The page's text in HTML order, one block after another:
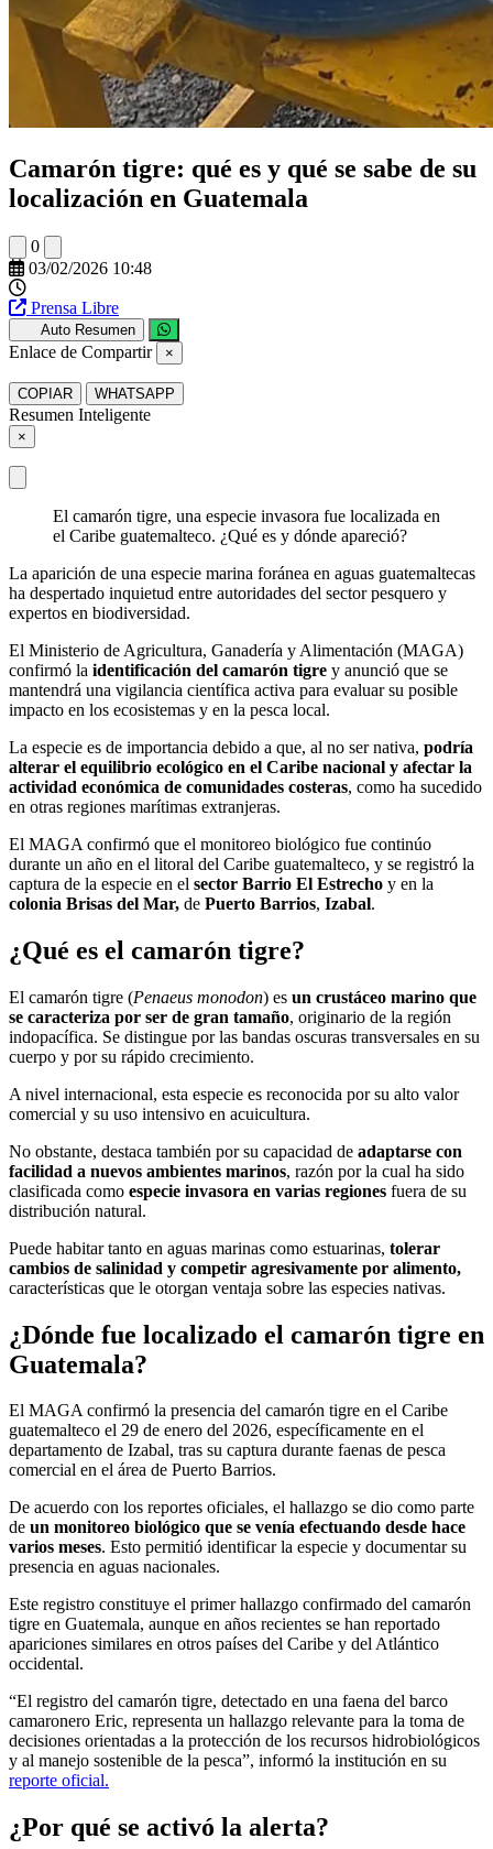
Camarón tigre: qué es y qué se sabe de su
localización en Guatemala
0
03/02/2026 10:48
Prensa Libre
Auto Resumen
Enlace de Compartir ×
COPIAR WHATSAPP
Resumen Inteligente
×
El camarón tigre, una especie invasora fue localizada en
el Caribe guatemalteco. ¿Qué es y dónde apareció?
La aparición de una especie marina foránea en aguas guatemaltecas
ha despertado inquietud entre autoridades del sector pesquero y
expertos en biodiversidad.
El Ministerio de Agricultura, Ganadería y Alimentación (MAGA)
confirmó la identificación del camarón tigre y anunció que se
mantendrá una vigilancia científica activa para evaluar su posible
impacto en los ecosistemas y en la pesca local.
La especie es de importancia debido a que, al no ser nativa, podría
alterar el equilibrio ecológico en el Caribe nacional y afectar la
actividad económica de comunidades costeras, como ha sucedido
en otras regiones marítimas extranjeras.
El MAGA confirmó que el monitoreo biológico fue continúo
durante un año en el litoral del Caribe guatemalteco, y se registró la
captura de la especie en el sector Barrio El Estrecho y en la
colonia Brisas del Mar, de Puerto Barrios, Izabal.
¿Qué es el camarón tigre?
El camarón tigre (Penaeus monodon) es un crustáceo marino que
se caracteriza por ser de gran tamaño, originario de la región
indopacífica. Se distingue por las bandas oscuras transversales en su
cuerpo y por su rápido crecimiento.
A nivel internacional, esta especie es reconocida por su alto valor
comercial y su uso intensivo en acuicultura.
No obstante, destaca también por su capacidad de adaptarse con
facilidad a nuevos ambientes marinos, razón por la cual ha sido
clasificada como especie invasora en varias regiones fuera de su
distribución natural.
Puede habitar tanto en aguas marinas como estuarinas, tolerar
cambios de salinidad y competir agresivamente por alimento,
características que le otorgan ventaja sobre las especies nativas.
¿Dónde fue localizado el camarón tigre en
Guatemala?
El MAGA confirmó la presencia del camarón tigre en el Caribe
guatemalteco el 29 de enero del 2026, específicamente en el
departamento de Izabal, tras su captura durante faenas de pesca
comercial en el área de Puerto Barrios.
De acuerdo con los reportes oficiales, el hallazgo se dio como parte
de un monitoreo biológico que se venía efectuando desde hace
varios meses. Esto permitió identificar la especie y documentar su
presencia en aguas nacionales.
Este registro constituye el primer hallazgo confirmado del camarón
tigre en Guatemala, aunque en años recientes se han reportado
apariciones similares en otros países del Caribe y del Atlántico
occidental.
“El registro del camarón tigre, detectado en una faena del barco
camaronero Eric, representa un hallazgo relevante para la toma de
decisiones orientadas a la protección de los recursos hidrobiológicos
y al manejo sostenible de la pesca”, informó la institución en su
reporte oficial.
¿Por qué se activó la alerta?